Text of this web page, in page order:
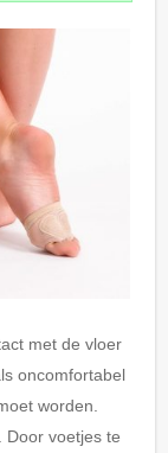
met de vloer
oncomfortabel
worden.
Door voetjes te